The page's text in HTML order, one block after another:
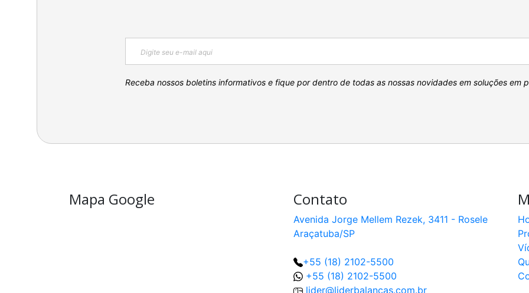
Receba nossos boletins informativos e fique por dentro de todas as nossas novidades em soluções em
Mapa Google Contato
Avenida Jorge Mellem Rezek, 3411 - Rosele
Araçatuba/SP
+55 (18) 2102-5500
+55 (18) 2102-5500
lider@liderbalancas.com.br